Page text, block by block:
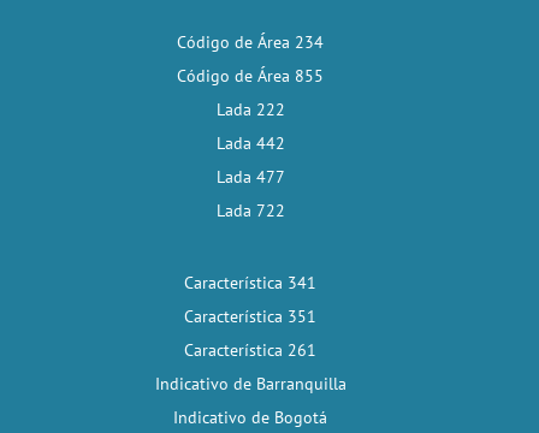
Código de Área 234
Código de Área 855
Lada 222
Lada 442
Lada 477
Lada 722
Característica 341
Característica 351
Característica 261
Indicativo de Barranquilla
Indicativo de Bogotá